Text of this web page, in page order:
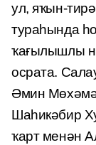
ул, яҡын-
тураһында
ҡағылышлы
осрата.
Әмин
Шаһикәбир
ҡарт менән